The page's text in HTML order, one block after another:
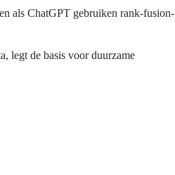
als ChatGPT gebruiken rank-fusion-
legt de basis voor duurzame